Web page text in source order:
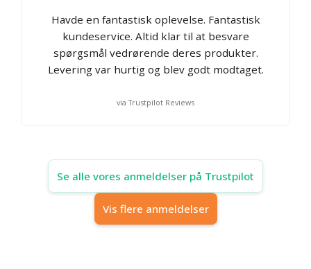
Havde en fantastisk oplevelse. Fantastisk
kundeservice. Altid klar til at besvare
spørgsmål vedrørende deres produkter.
Levering var hurtig og blev godt modtaget.
via Trustpilot Reviews
Se alle vores anmeldelser på Trustpilot
Vis flere anmeldelser